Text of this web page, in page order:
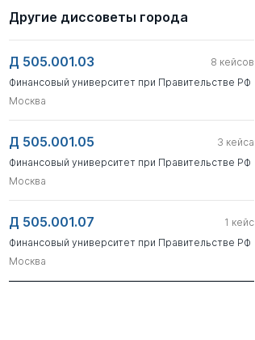
Другие диссоветы города
Д 505.001.03 8 кейсов
Финансовый университет при Правительстве РФ
Москва
Д 505.001.05 3 кейса
Финансовый университет при Правительстве РФ
Москва
Д 505.001.07 1 кейс
Финансовый университет при Правительстве РФ
Москва